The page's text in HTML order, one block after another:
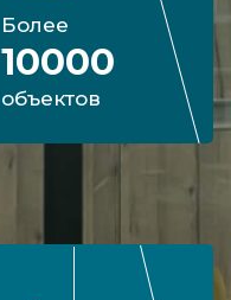
Более
10000
объектов